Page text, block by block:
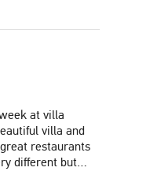
at villa
villa and
restaurants
different but…